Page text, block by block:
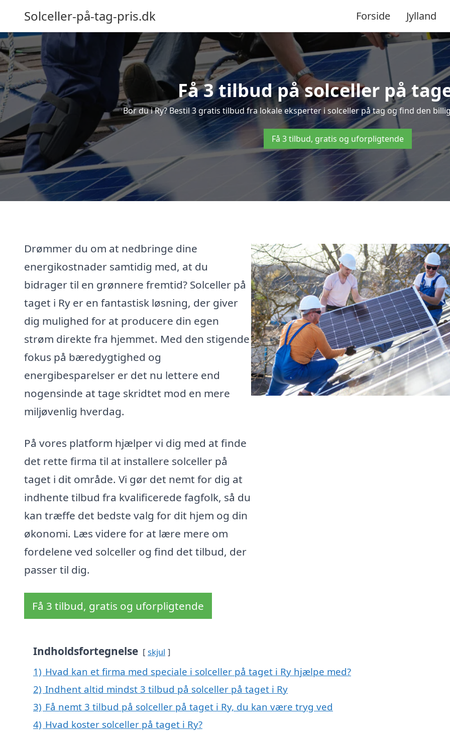
Solceller-på-tag-pris.dk Forside Jylland
Få 3 tilbud på solceller på
Bor du i Ry? Bestil 3 gratis tilbud fra lokale eksperter i solceller på tag og find den
Få 3 tilbud, gratis og uforpligtende
Drømmer du om at nedbringe dine
energikostnader samtidig med, at du
bidrager til en grønnere fremtid? Solceller på
taget i Ry er en fantastisk løsning, der giver
dig mulighed for at producere din egen
strøm direkte fra hjemmet. Med den stigende
fokus på bæredygtighed og
energibesparelser er det nu lettere end
nogensinde at tage skridtet mod en mere
miljøvenlig hverdag.
På vores platform hjælper vi dig med at finde
det rette firma til at installere solceller på
taget i dit område. Vi gør det nemt for dig at
indhente tilbud fra kvalificerede fagfolk, så du
kan træffe det bedste valg for dit hjem og din
økonomi. Læs videre for at lære mere om
fordelene ved solceller og find det tilbud, der
passer til dig.
Få 3 tilbud, gratis og uforpligtende
Indholdsfortegnelse skjul
1) Hvad kan et firma med speciale i solceller på taget i Ry hjælpe med?
2) Indhent altid mindst 3 tilbud på solceller på taget i Ry
3) Få nemt 3 tilbud på solceller på taget i Ry, du kan være tryg ved
4) Hvad koster solceller på taget i Ry?